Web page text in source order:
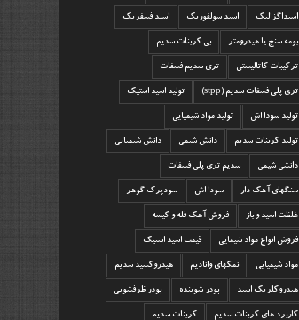
اسیداگزالیک اسید سولفوریک اسید فسفریک
بومه سنج یا هیدرومتر بی کربنات سدیم
ترکیبات کاتالیستی تری سدیم فسفات
تری پلی فسفات سدیم (stpp) تولید اسید استیک
تولید سودا اش تولید مواد شیمیایی
تولید کربنات سدیم دانش شیمی دانش شیمیایی
دانشی شیمی سدیم تری پلی فسفات
سنگهای آهک دار سودا اش سودپرک گوهر
غلظت اسید و باز فروش آهک فله و کیسه
فروش انواع مواد شیمایی قیمت اسید استیک
مواد شیمیایی نمکهای وانادیم هیدروکسید سدیم
هیدروکلریک اسید پودر شوینده پودر ظرفشویی
کاربرد های کربنات سدیم کربنات سدیم